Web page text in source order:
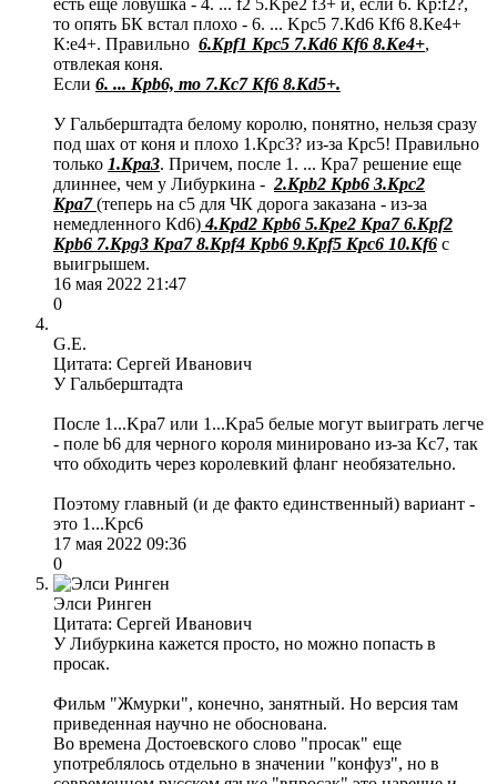
то опять БК встал плохо - 6. ... Kрc5 7.Кd6 Кf6 8.Кe4+
К:e4+. Правильно 6.Kрf1 Kрc5 7.Кd6 Кf6 8.Кe4+,
отвлекая коня.
Если 6. ... Kрb6, то 7.Кc7 Кf6 8.Кd5+.
У Гальберштадта белому королю, понятно, нельзя сразу
под шах от коня и плохо 1.Крс3? из-за Крс5! Правильно
только 1.Кра3. Причем, после 1. ... Крa7 решение еще
длиннее, чем у Либуркина - 2.Крb2 Крb6 3.Крc2
Крa7(теперь на с5 для ЧК дорога заказана - из-за
немедленного Кd6)4.Крd2 Крb6 5.Крe2 Крa7 6.Крf2
Крb6 7.Крg3 Крa7 8.Крf4 Крb6 9.Крf5 Крc6 10.Кf6 с
выигрышем.
16 мая 2022 21:47
0
G.E.
Цитата: Сергей Иванович
У Гальберштадта
После 1...Kpa7 или 1...Kpa5 белые могут выиграть легче
- поле b6 для черного короля минировано из-за Кс7, так
что обходить через королевкий фланг необязательно.
Поэтому главный (и де факто единственный) вариант -
это 1...Kpс6
17 мая 2022 09:36
0
Элси Ринген
Цитата: Сергей Иванович
У Либуркина кажется просто, но можно попасть в
просак.
Фильм "Жмурки", конечно, занятный. Но версия там
приведенная научно не обоснована.
Во времена Достоевского слово "просак" еще
употреблялось отдельно в значении "конфуз", но в